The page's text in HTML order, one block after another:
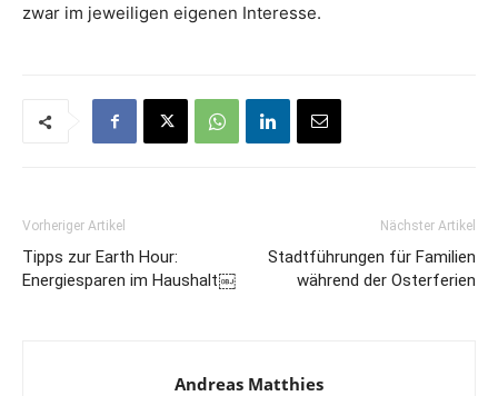
zwar im jeweiligen eigenen Interesse.
Vorheriger Artikel
Tipps zur Earth Hour:
Energiesparen im Haushalt￼
Nächster Artikel
Stadtführungen für Familien
während der Osterferien
Andreas Matthies